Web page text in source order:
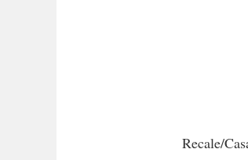
Recale/